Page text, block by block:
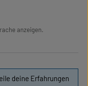
anzeigen.
deine Erfahrungen